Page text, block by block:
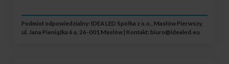
Podmiot odpowiedzialny: IDEA LED Spółka z o.o., Masłów Pierwszy,
ul. Jana Pieniążka 6 a, 26-001 Masłów | Kontakt: biuro@idealed.eu